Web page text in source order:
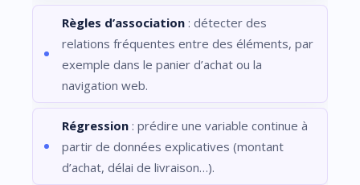
Règles d’association : détecter des
relations fréquentes entre des éléments, par
exemple dans le panier d’achat ou la
navigation web.
Régression : prédire une variable continue à
partir de données explicatives (montant
d’achat, délai de livraison…).